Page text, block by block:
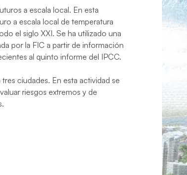
a escala local. En esta
a escala local de temperatura
el siglo XXI. Se ha utilizado una
por la FIC a partir de información
al quinto informe del IPCC.
ciudades. En esta actividad se
riesgos extremos y de